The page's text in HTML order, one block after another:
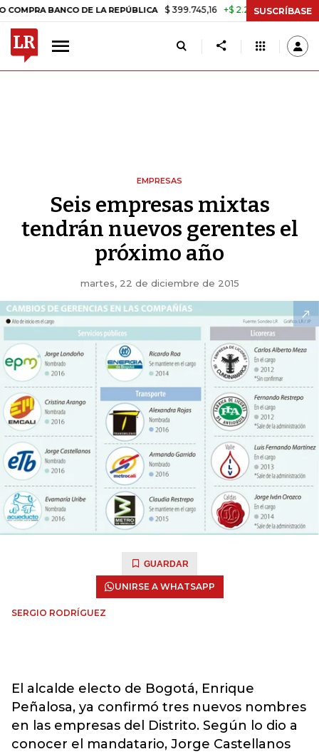
BANCO DE LA REPÚBLICA $ 399.745,16 +$ 2.295,71 +0,58%
SUSCRÍBASE
EMPRESAS
Seis empresas mixtas
tendrán nuevos gerentes el
próximo año
martes, 22 de diciembre de 2015
GUARDAR
UNIRSE A WHATSAPP
SERGIO RODRÍGUEZ
El alcalde electo de Bogotá, Enrique
Peñalosa, ya confirmó tres nuevos nombres
en las empresas del Distrito. Según lo dio a
conocer el mandatario, Jorge Castellanos